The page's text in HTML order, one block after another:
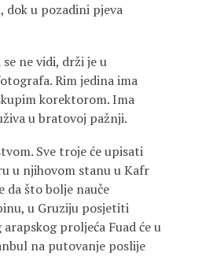
dok u pozadini pjeva
ne vidi, drži je u
Rim jedina ima
korektorom. Ima
u bratovoj pažnji.
Sve troje će upisati
u njihovom stanu u Kafr
da što bolje nauče
u Gruziju posjetiti
proljeća Fuad će u
na putovanje poslije